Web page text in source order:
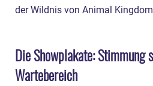
der Wildnis von Animal
Die Showplakate: Stimmung
Wartebereich